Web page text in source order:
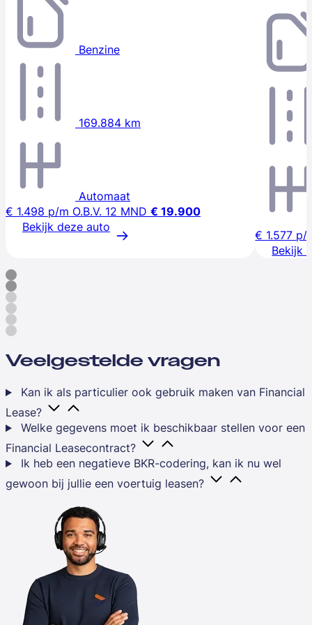
Benzine
169.884 km
Automaat
€ 1.498 p/m O.B.V. 12 MND € 19.900
Bekijk deze auto
€ 1.577 p/
Bekijk
Veelgestelde vragen
Kan ik als particulier ook gebruik maken van Financial
Lease?
Welke gegevens moet ik beschikbaar stellen voor een
Financial Leasecontract?
Ik heb een negatieve BKR-codering, kan ik nu wel
gewoon bij jullie een voertuig leasen?